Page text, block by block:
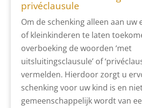
privéclausule
Om de schenking alleen aan uw
of kleinkinderen te laten
overboeking de woorden ‘met
uitsluitingsclausule’ of
vermelden. Hierdoor zorgt u
schenking voor uw kind is en
gemeenschappelijk wordt van